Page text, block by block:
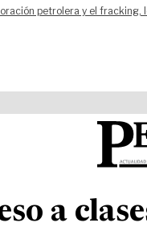
petrolera y el fracking,
a